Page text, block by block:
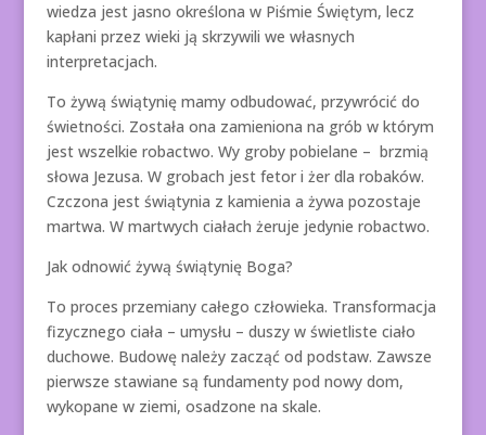
wiedza jest jasno określona w Piśmie Świętym, lecz
kapłani przez wieki ją skrzywili we własnych
interpretacjach.
To żywą świątynię mamy odbudować, przywrócić do
świetności. Została ona zamieniona na grób w którym
jest wszelkie robactwo. Wy groby pobielane – brzmią
słowa Jezusa. W grobach jest fetor i żer dla robaków.
Czczona jest świątynia z kamienia a żywa pozostaje
martwa. W martwych ciałach żeruje jedynie robactwo.
Jak odnowić żywą świątynię Boga?
To proces przemiany całego człowieka. Transformacja
fizycznego ciała – umysłu – duszy w świetliste ciało
duchowe. Budowę należy zacząć od podstaw. Zawsze
pierwsze stawiane są fundamenty pod nowy dom,
wykopane w ziemi, osadzone na skale.